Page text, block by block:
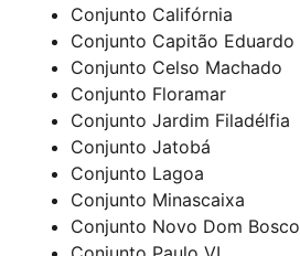
Conjunto Califórnia
Conjunto Capitão Eduardo
Conjunto Celso Machado
Conjunto Floramar
Conjunto Jardim Filadélfia
Conjunto Jatobá
Conjunto Lagoa
Conjunto Minascaixa
Conjunto Novo Dom Bosco